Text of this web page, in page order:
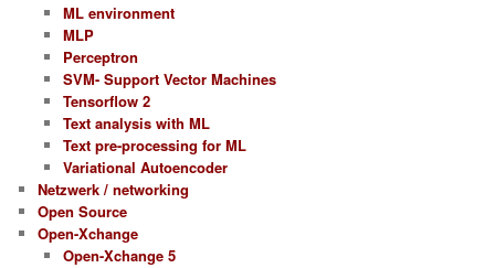
ML environment
MLP
Perceptron
SVM- Support Vector Machines
Tensorflow 2
Text analysis with ML
Text pre-processing for ML
Variational Autoencoder
Netzwerk / networking
Open Source
Open-Xchange
Open-Xchange 5